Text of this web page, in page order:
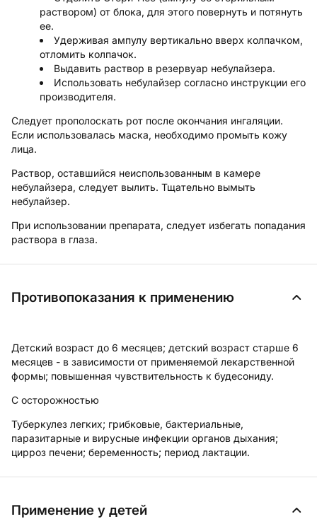
раствором) от блока, для этого повернуть и потянуть
ее.
Удерживая ампулу вертикально вверх колпачком,
отломить колпачок.
Выдавить раствор в резервуар небулайзера.
Использовать небулайзер согласно инструкции его
производителя.
Следует прополоскать рот после окончания ингаляции.
Если использовалась маска, необходимо промыть кожу
лица.
Раствор, оставшийся неиспользованным в камере
небулайзера, следует вылить. Тщательно вымыть
небулайзер.
При использовании препарата, следует избегать попадания
раствора в глаза.
Противопоказания к применению
Детский возраст до 6 месяцев; детский возраст старше 6
месяцев - в зависимости от применяемой лекарственной
формы; повышенная чувствительность к будесониду.
С осторожностью
Туберкулез легких; грибковые, бактериальные,
паразитарные и вирусные инфекции органов дыхания;
цирроз печени; беременность; период лактации.
Применение у детей